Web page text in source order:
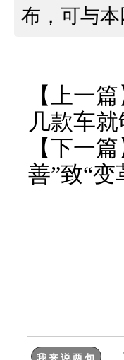
布，可与
【上一篇
几款车就
【下一篇
善”致“变